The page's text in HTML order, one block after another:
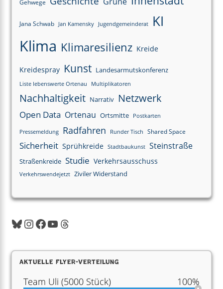
Gehwege
Jana Schwab Jan Kamensky Jugendgemeinderat KI
Klima Klimaresilienz Kreide
Kreidespray Kunst Landesarmutskonferenz
Liste lebenswerte Ortenau Multiplikatoren
Nachhaltigkeit Narrativ Netzwerk
Open Data Ortenau Ortsmitte Postkarten
Pressemeldung Radfahren Runder Tisch Shared Space
Sicherheit Sprühkreide Stadtbaukunst Steinstraße
Straßenkreide Studie Verkehrsausschuss
Verkehrswendejetzt Ziviler Widerstand
Aktuelle Flyer-Verteilung
Team Uli (5000 Stück) 100%